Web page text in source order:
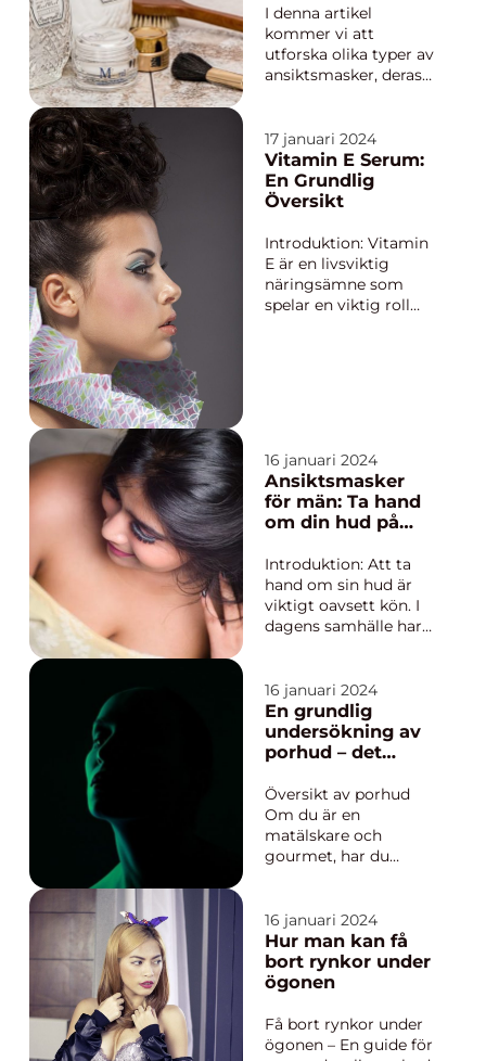
ge dig en omfatta...
och en
återfuktande
ansiktsmask är
särskilt effektiv
I denna artikel
kommer vi att
utforska olika typer av
ansiktsmasker, deras
historisk genomgång
av deras utveckling. Vi
kommer också att
diskutera hur olika
sig från varandra och
ge kvantitativa...
17 januari 2024
Vitamin E Serum:
En Grundlig
Översikt
Introduktion: Vitamin
E är en livsviktig
näringsämne som
spelar en viktig roll
hudvårdsprodukt. I
denna artikel kommer
vi att ge en djupgåe...
16 januari 2024
Ansiktsmasker
för män: Ta hand
om din hud på
Introduktion: Att ta
hand om sin hud är
viktigt oavsett kön. I
dagens samhälle har
med hudvårdsrutiner
och en av de mest
populära produkterna
för män är
om ansiktsmasker
traditionellt sett har...
16 januari 2024
En grundlig
undersökning av
porhud – det
för
matentusiaster
Översikt av porhud
Om du är en
matälskare och
gourmet, har du
spelar en central roll i
skapandet av läckra
maträtter och kan
förbättra textur, smak
denna artikel ska vi ta
en titt på vad porhu...
16 januari 2024
Hur man kan få
bort rynkor under
ögonen
Få bort rynkor under
ögonen – En guide för